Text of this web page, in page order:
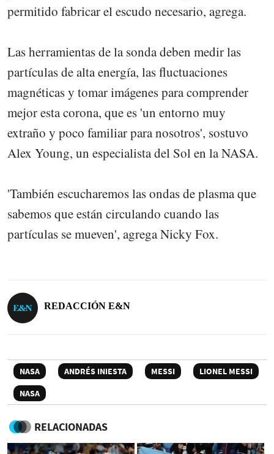
permitido fabricar el escudo necesario, agrega.
Las herramientas de la sonda deben medir las
partículas de alta energía, las fluctuaciones
magnéticas y tomar imágenes para comprender
mejor esta corona, que es 'un entorno muy
extraño y poco familiar para nosotros', sostuvo
Alex Young, un especialista del Sol en la NASA.
'También escucharemos las ondas de plasma que
sabemos que están circulando cuando las
partículas se mueven', agrega Nicky Fox.
REDACCIÓN E&N
NASA ANDRÉS INIESTA MESSI
LIONEL MESSI
NASA
RELACIONADAS